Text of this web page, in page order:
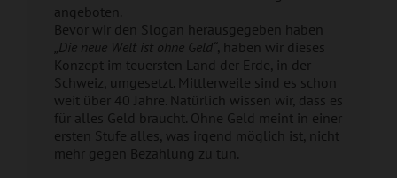
angeboten.
Bevor wir den Slogan herausgegeben haben
„Die neue Welt ist ohne Geld“, haben wir dieses
Konzept im teuersten Land der Erde, in der
Schweiz, umgesetzt. Mittlerweile sind es schon
weit über 40 Jahre. Natürlich wissen wir, dass es
für alles Geld braucht. Ohne Geld meint in einer
ersten Stufe alles, was irgend möglich ist, nicht
mehr gegen Bezahlung zu tun.